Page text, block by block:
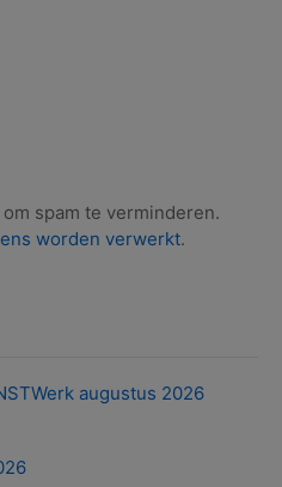
spam te verminderen.
worden verwerkt.
augustus 2026